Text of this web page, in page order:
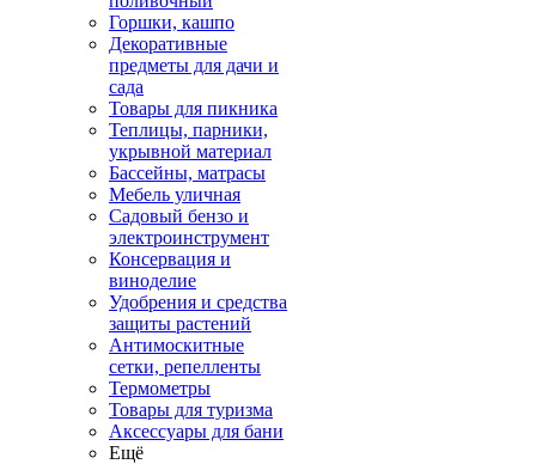
Горшки, кашпо
Декоративные
предметы для дачи и
сада
Товары для пикника
Теплицы, парники,
укрывной материал
Бассейны, матрасы
Мебель уличная
Садовый бензо и
электроинструмент
Консервация и
виноделие
Удобрения и средства
защиты растений
Антимоскитные
сетки, репелленты
Термометры
Товары для туризма
Аксессуары для бани
Ещё